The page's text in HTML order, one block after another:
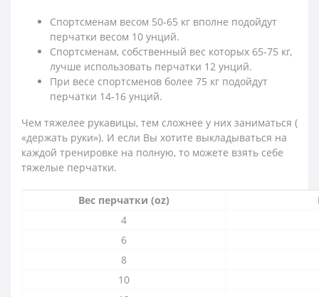
Спортсменам весом 50-65 кг вполне подойдут
перчатки весом 10 унций.
Спортсменам, собственный вес которых 65-75 кг,
лучше использовать перчатки 12 унций.
При весе спортсменов более 75 кг подойдут
перчатки 14-16 унций.
Чем тяжелее рукавицы, тем сложнее у них заниматься (
«держать руки»). И если Вы хотите выкладываться на
каждой тренировке на полную, то можете взять себе
тяжелые перчатки.
Вес перчатки (oz)
4
6
8
10